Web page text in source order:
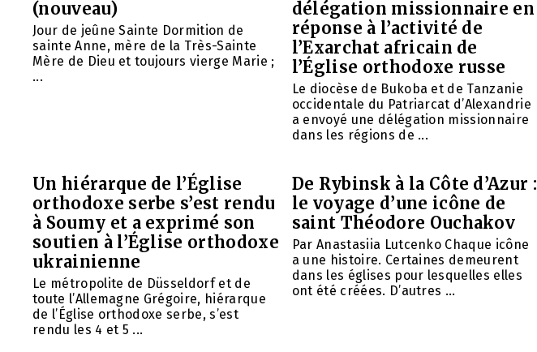
(nouveau)
Jour de jeûne Sainte Dormition de
sainte Anne, mère de la Très-Sainte
Mère de Dieu et toujours vierge Marie ;
...
délégation missionnaire en
réponse à l’activité de
l’Exarchat africain de
l’Église orthodoxe russe
Le diocèse de Bukoba et de Tanzanie
occidentale du Patriarcat d’Alexandrie
a envoyé une délégation missionnaire
dans les régions de ...
Un hiérarque de l’Église
orthodoxe serbe s’est rendu
à Soumy et a exprimé son
soutien à l’Église orthodoxe
ukrainienne
Le métropolite de Düsseldorf et de
toute l’Allemagne Grégoire, hiérarque
de l’Église orthodoxe serbe, s’est
rendu les 4 et 5 ...
De Rybinsk à la Côte d’Azur :
le voyage d’une icône de
saint Théodore Ouchakov
Par Anastasiia Lutcenko Chaque icône
a une histoire. Certaines demeurent
dans les églises pour lesquelles elles
ont été créées. D’autres ...